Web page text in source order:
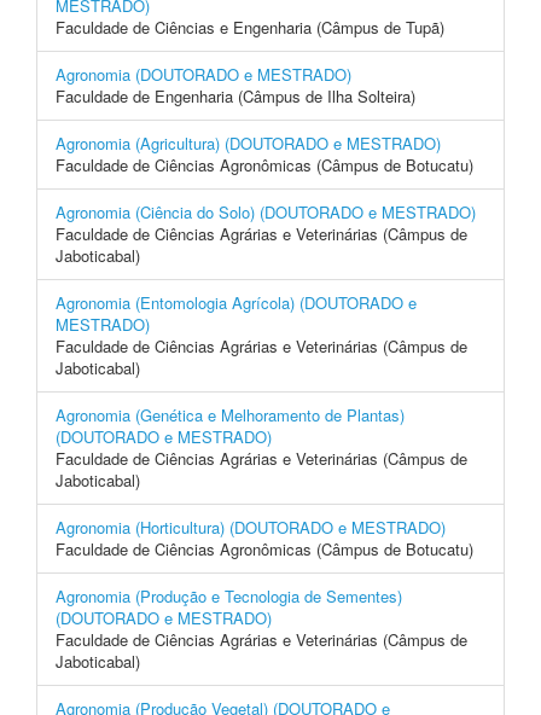
MESTRADO)
Faculdade de Ciências e Engenharia (Câmpus de Tupã)
Agronomia (DOUTORADO e MESTRADO)
Faculdade de Engenharia (Câmpus de Ilha Solteira)
Agronomia (Agricultura) (DOUTORADO e MESTRADO)
Faculdade de Ciências Agronômicas (Câmpus de Botucatu)
Agronomia (Ciência do Solo) (DOUTORADO e MESTRADO)
Faculdade de Ciências Agrárias e Veterinárias (Câmpus de
Jaboticabal)
Agronomia (Entomologia Agrícola) (DOUTORADO e
MESTRADO)
Faculdade de Ciências Agrárias e Veterinárias (Câmpus de
Jaboticabal)
Agronomia (Genética e Melhoramento de Plantas)
(DOUTORADO e MESTRADO)
Faculdade de Ciências Agrárias e Veterinárias (Câmpus de
Jaboticabal)
Agronomia (Horticultura) (DOUTORADO e MESTRADO)
Faculdade de Ciências Agronômicas (Câmpus de Botucatu)
Agronomia (Produção e Tecnologia de Sementes)
(DOUTORADO e MESTRADO)
Faculdade de Ciências Agrárias e Veterinárias (Câmpus de
Jaboticabal)
Agronomia (Produção Vegetal) (DOUTORADO e